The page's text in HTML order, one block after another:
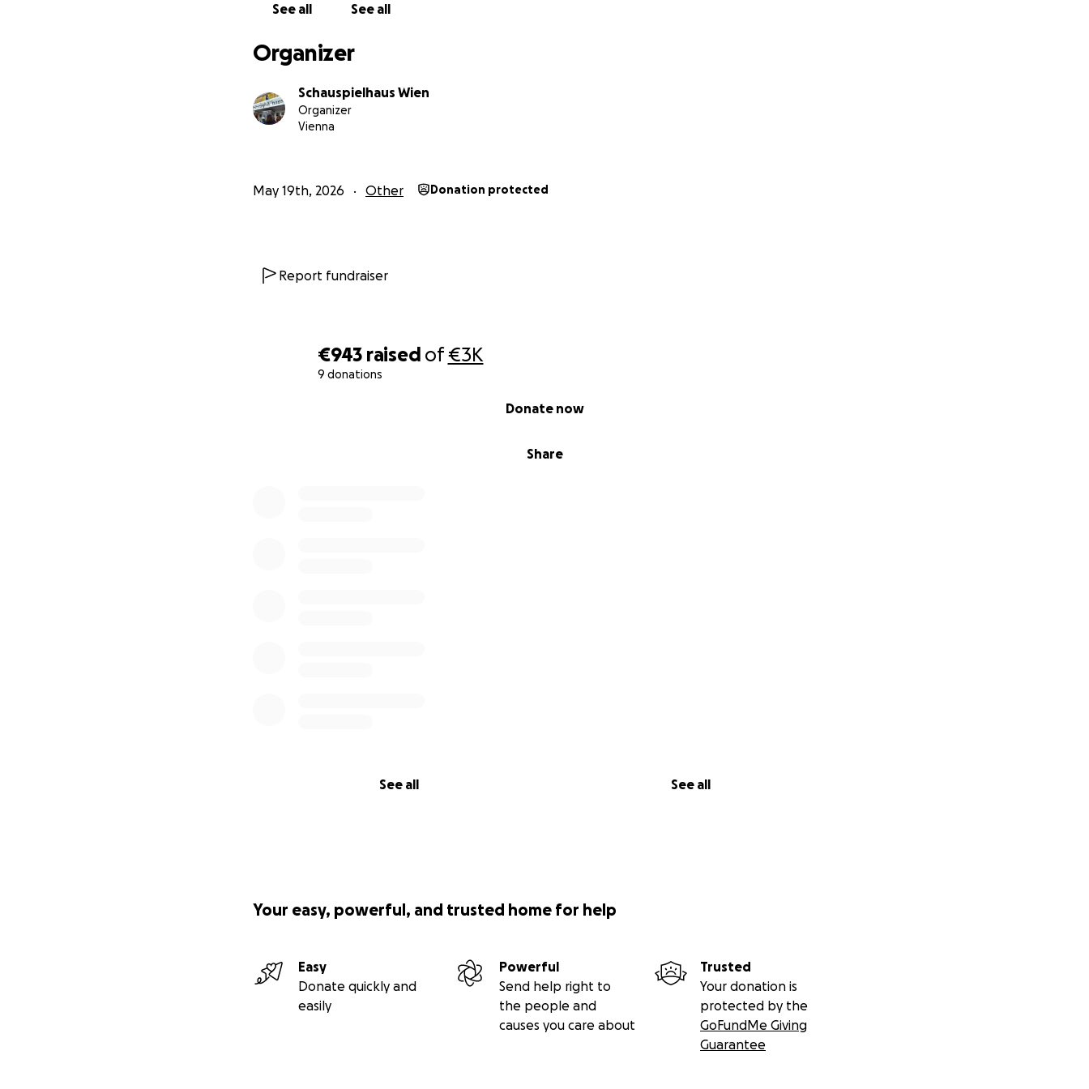
€943 raised of€3K
9 donations
Share
Donate now
See all See all
See all See all
Organizer
Schauspielhaus Wien
Organizer
Vienna
May 19th, 2026 Other Donation protected
Report fundraiser
Your easy, powerful, and trusted home for help
Easy
Donate quickly and
easily
Powerful
Send help right to
the people and
causes you care about
Trusted
Your donation is
protected by the
GoFundMe Giving
Guarantee